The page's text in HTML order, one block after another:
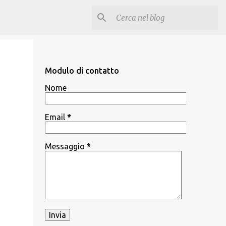
Modulo di contatto
Nome
Email *
Messaggio *